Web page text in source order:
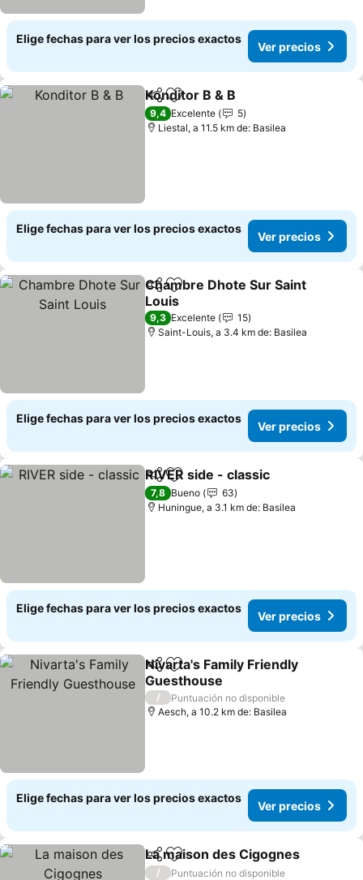
Elige fechas para ver los precios exactos
Ver precios
CompartirAgregar a favoritos
Konditor B & B
9,4 Excelente
5
Liestal, a 11.5 km de: Basilea
Elige fechas para ver los precios exactos
Ver precios
CompartirAgregar a favoritos
Chambre Dhote Sur Saint
Louis
Ver precios
9,3 Excelente
15
Saint-Louis, a 3.4 km de: Basilea
Elige fechas para ver los precios exactos
Ver precios
CompartirAgregar a favoritos
RIVER side - classic
7,8 Bueno
63
Huningue, a 3.1 km de: Basilea
Elige fechas para ver los precios exactos
Ver precios
CompartirAgregar a favoritos
Nivarta's Family Friendly
Guesthouse
Ver precios
/
Puntuación no disponible
Aesch, a 10.2 km de: Basilea
Elige fechas para ver los precios exactos
Ver precios
CompartirAgregar a favoritos
La maison des Cigognes
/
Puntuación no disponible